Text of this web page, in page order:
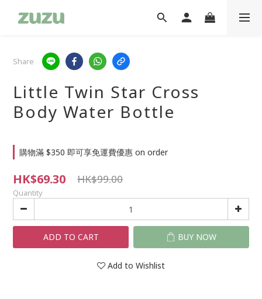
Share
Little Twin Star Cross
Body Water Bottle
購物滿 $350 即可享免運費優惠 on order
HK$69.30 HK$99.00
Quantity
ADD TO CART BUY NOW
Add to Wishlist